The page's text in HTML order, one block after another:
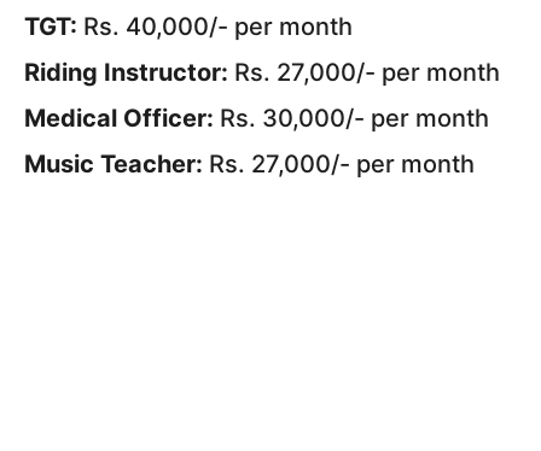
TGT: Rs. 40,000/- per month
Riding Instructor: Rs. 27,000/- per month
Medical Officer: Rs. 30,000/- per month
Music Teacher: Rs. 27,000/- per month